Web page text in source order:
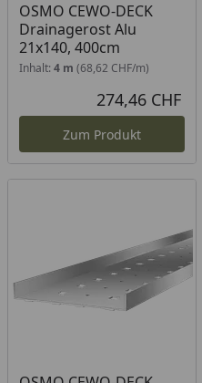
OSMO CEWO-DECK
Drainagerost Alu
21x140, 400cm
Inhalt: 4 m (68,62 CHF/m)
274,46 CHF
Zum Produkt